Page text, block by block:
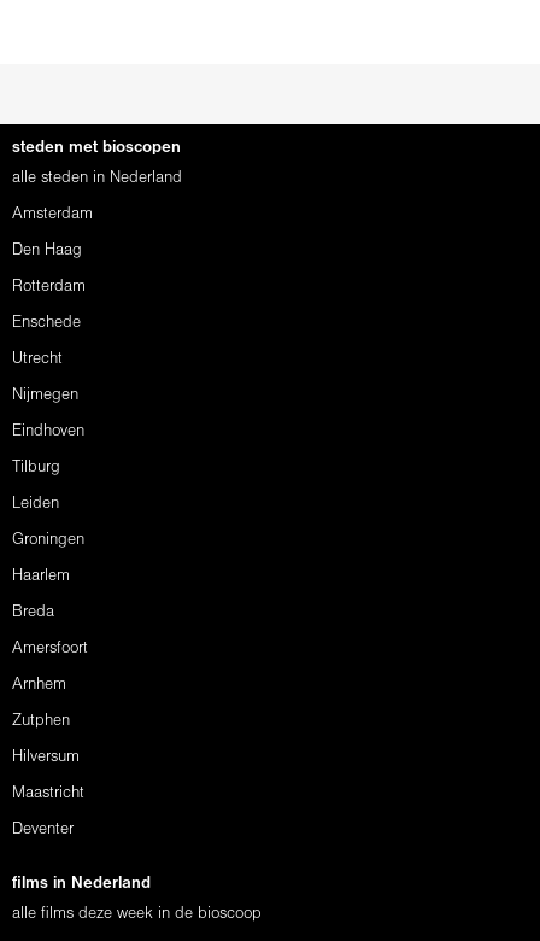
steden met bioscopen
alle steden in Nederland
Amsterdam
Den Haag
Rotterdam
Enschede
Utrecht
Nijmegen
Eindhoven
Tilburg
Leiden
Groningen
Haarlem
Breda
Amersfoort
Arnhem
Zutphen
Hilversum
Maastricht
Deventer
films in Nederland
alle films deze week in de bioscoop